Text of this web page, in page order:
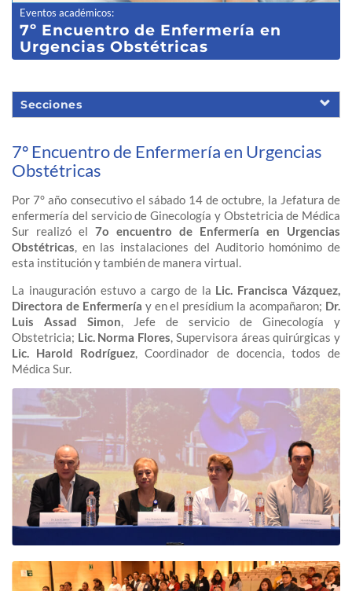
Eventos académicos:
7º Encuentro de Enfermería en
Urgencias Obstétricas
Secciones
7º Encuentro de Enfermería en Urgencias
Obstétricas
Por 7° año consecutivo el sábado 14 de octubre, la Jefatura de
enfermería del servicio de Ginecología y Obstetricia de Médica
Sur realizó el 7o encuentro de Enfermería en Urgencias
Obstétricas, en las instalaciones del Auditorio homónimo de
esta institución y también de manera virtual.
La inauguración estuvo a cargo de la Lic. Francisca Vázquez,
Directora de Enfermería y en el presídium la acompañaron; Dr.
Luis Assad Simon, Jefe de servicio de Ginecología y
Obstetricia; Lic. Norma Flores, Supervisora áreas quirúrgicas y
Lic. Harold Rodríguez, Coordinador de docencia, todos de
Médica Sur.